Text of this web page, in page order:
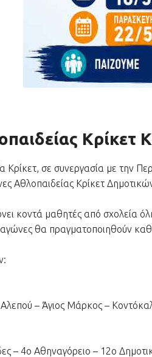
Κρίκετ
Κρίκετ, σε συνεργασία με την
Αθλοπαιδείας Κρίκετ
κοντά μαθητές από σχολεία
θα πραγματοποιηθούν
– Άγιος Μάρκος –
– 4ο Αθηναγόρειο – 12ο